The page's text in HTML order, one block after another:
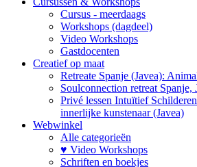
Cursus - meerdaags
Workshops (dagdeel)
Video Workshops
Gastdocenten
Creatief op maat
Retreate Spanje (Javea):
Soulconnection retreat Spanje,
Privé lessen Intuïtief
innerlijke kunstenaar (Javea)
Webwinkel
Alle categorieën
♥ Video Workshops
Schriften en boekjes